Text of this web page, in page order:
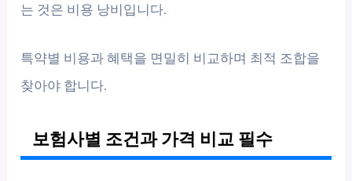
는 것은 비용 낭비입니다.
특약별 비용과 혜택을 면밀히 비교하며 최적 조합을
찾아야 합니다.
보험사별 조건과 가격 비교 필수